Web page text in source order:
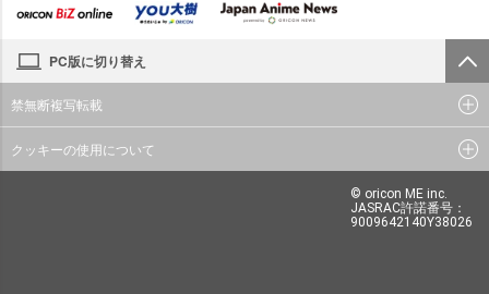
PC版に切り替え
禁無断複写転載
クッキーの使用について
© oricon ME inc.
JASRAC許諾番号：
9009642140Y38026